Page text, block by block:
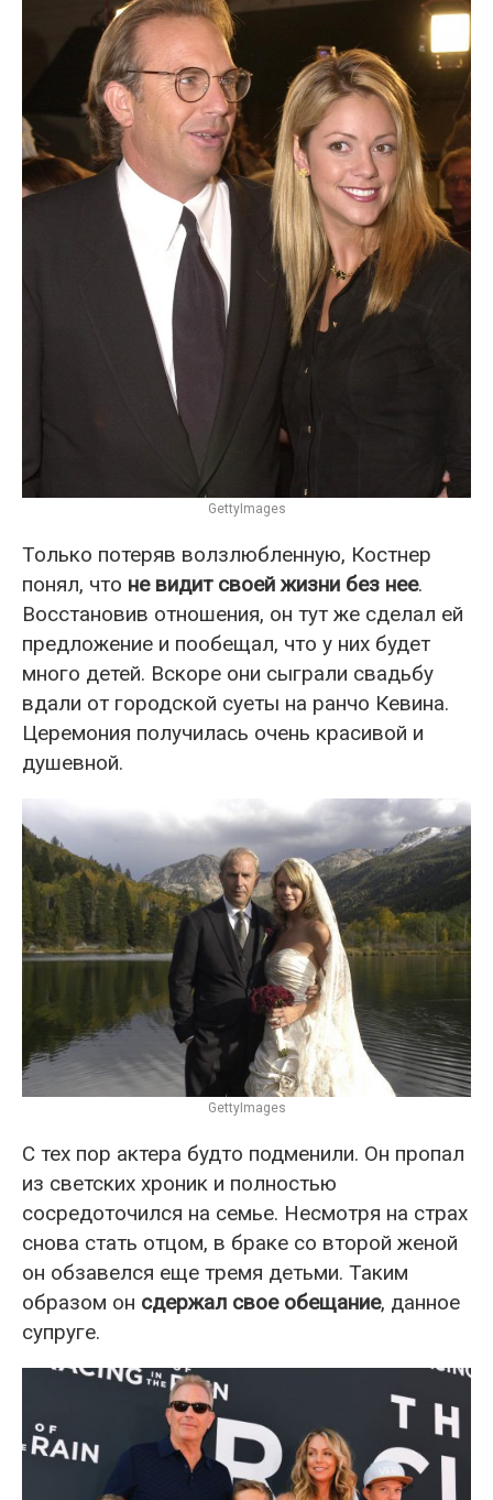
GettyImages
Только потеряв волзлюбленную, Костнер
понял, что не видит своей жизни без нее.
Восстановив отношения, он тут же сделал ей
предложение и пообещал, что у них будет
много детей. Вскоре они сыграли свадьбу
вдали от городской суеты на ранчо Кевина.
Церемония получилась очень красивой и
душевной.
GettyImages
С тех пор актера будто подменили. Он пропал
из светских хроник и полностью
сосредоточился на семье. Несмотря на страх
снова стать отцом, в браке со второй женой
он обзавелся еще тремя детьми. Таким
образом он сдержал свое обещание, данное
супруге.